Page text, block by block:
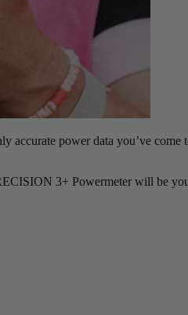
accurate power data you’ve
3+ Powermeter will be